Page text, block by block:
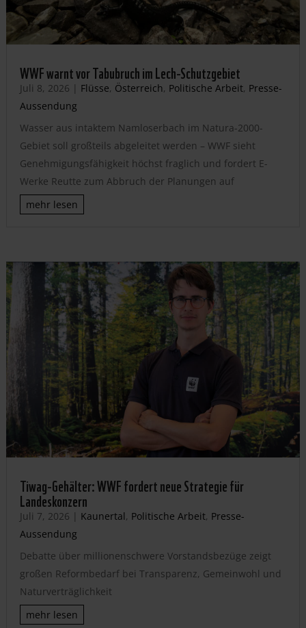
WWF warnt vor Tabubruch im Lech-Schutzgebiet
Juli 8, 2026 | Flüsse, Österreich, Politische Arbeit, Presse-
Aussendung
Wasser aus intaktem Namloserbach im Natura-2000-
Gebiet soll großteils abgeleitet werden – WWF sieht
Genehmigungsfähigkeit höchst fraglich und fordert E-
Werke Reutte zum Abbruch der Planungen auf
mehr lesen
Tiwag-Gehälter: WWF fordert neue Strategie für
Landeskonzern
Juli 7, 2026 | Kaunertal, Politische Arbeit, Presse-
Aussendung
Debatte über millionenschwere Vorstandsbezüge zeigt
großen Reformbedarf bei Transparenz, Gemeinwohl und
Naturverträglichkeit
mehr lesen